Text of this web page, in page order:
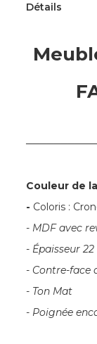
Détails
Couleur de
- Coloris :
- MDF avec
- Épaisseur
- Contre-face
- Ton Mat
- Poignée